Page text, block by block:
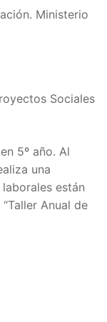
Ministerio
Sociales
5º año. Al
una
están
Anual de